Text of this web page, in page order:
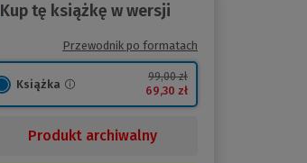
Kup tę książkę w wersji
Przewodnik po formatach
Książka
99,00 zł
69,30 zł
Produkt archiwalny